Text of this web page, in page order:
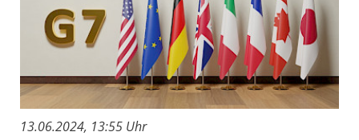
13.06.2024, 13:55 Uhr